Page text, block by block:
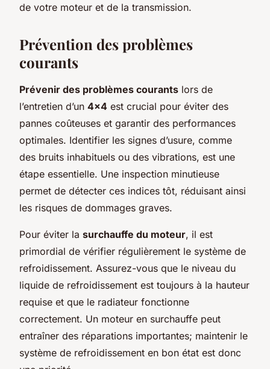
de votre moteur et de la transmission.
Prévention des problèmes
courants
Prévenir des problèmes courants lors de
l’entretien d’un 4×4 est crucial pour éviter des
pannes coûteuses et garantir des performances
optimales. Identifier les signes d’usure, comme
des bruits inhabituels ou des vibrations, est une
étape essentielle. Une inspection minutieuse
permet de détecter ces indices tôt, réduisant ainsi
les risques de dommages graves.
Pour éviter la surchauffe du moteur, il est
primordial de vérifier régulièrement le système de
refroidissement. Assurez-vous que le niveau du
liquide de refroidissement est toujours à la hauteur
requise et que le radiateur fonctionne
correctement. Un moteur en surchauffe peut
entraîner des réparations importantes; maintenir le
système de refroidissement en bon état est donc